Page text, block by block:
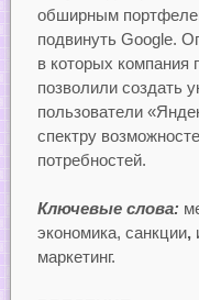
обширным
подвинуть Google.
в которых компания
позволили создать
пользователи
спектру
потребностей.
Ключевые слова:
экономика, санкции,
маркетинг.